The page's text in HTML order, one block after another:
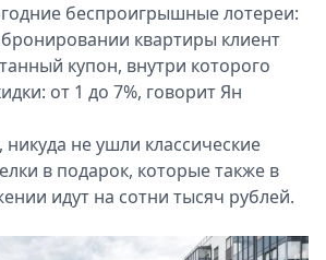
беспроигрышные лотереи:
квартиры клиент
купон, внутри которого
от 1 до 7%, говорит Ян
никуда не ушли классические
в подарок, которые также в
идут на сотни тысяч рублей.